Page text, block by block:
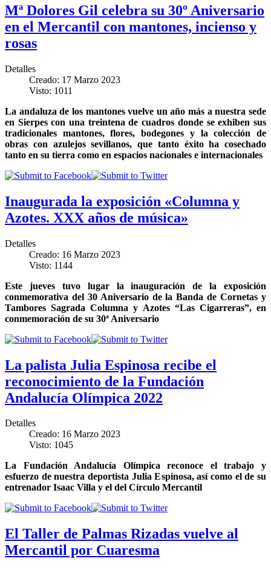
Mª Dolores Gil celebra su 30º Aniversario
en el Mercantil con mantones, incienso y
rosas
Detalles
Creado: 17 Marzo 2023
Visto: 1011
La andaluza de los mantones vuelve un año más a nuestra sede
en Sierpes con una treintena de cuadros donde se exhiben sus
tradicionales mantones, flores, bodegones y la colección de
obras con azulejos sevillanos, que tanto éxito ha cosechado
tanto en su tierra como en espacios nacionales e internacionales
Inaugurada la exposición «Columna y
Azotes. XXX años de música»
Detalles
Creado: 16 Marzo 2023
Visto: 1144
Este jueves tuvo lugar la inauguración de la exposición
conmemorativa del 30 Aniversario de la Banda de Cornetas y
Tambores Sagrada Columna y Azotes “Las Cigarreras”, en
conmemoración de su 30ª Aniversario
La palista Julia Espinosa recibe el
reconocimiento de la Fundación
Andalucía Olímpica 2022
Detalles
Creado: 16 Marzo 2023
Visto: 1045
La Fundación Andalucía Olímpica reconoce el trabajo y
esfuerzo de nuestra deportista Julia Espinosa, así como el de su
entrenador Isaac Villa y el del Círculo Mercantil
El Taller de Palmas Rizadas vuelve al
Mercantil por Cuaresma